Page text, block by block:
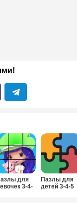
для
3-4-
Пазлы для
детей 3-4-5